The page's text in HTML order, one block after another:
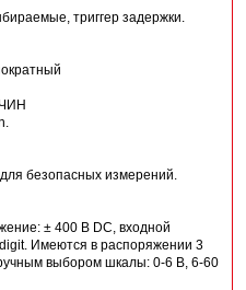
триггер задержки.
безопасных измерений.
± 400 В DC, входной
Имеются в распоряжении 3
выбором шкалы: 0-6 В, 6-60